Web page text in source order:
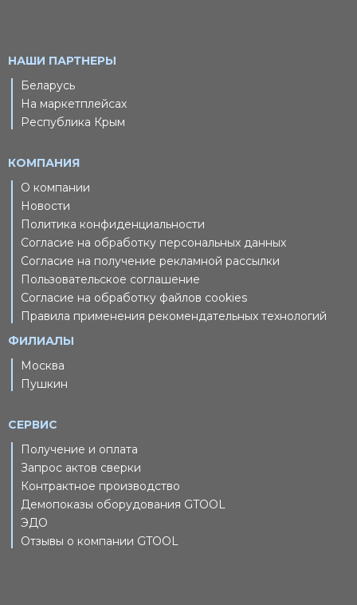
НАШИ ПАРТНЕРЫ
Беларусь
На маркетплейсах
Республика Крым
КОМПАНИЯ
О компании
Новости
Политика конфиденциальности
Согласие на обработку персональных данных
Согласие на получение рекламной рассылки
Пользовательское соглашение
Согласие на обработку файлов cookies
Правила применения рекомендательных технологий
ФИЛИАЛЫ
Москва
Пушкин
СЕРВИС
Получение и оплата
Запрос актов сверки
Контрактное производство
Демопоказы оборудования GTOOL
ЭДО
Отзывы о компании GTOOL